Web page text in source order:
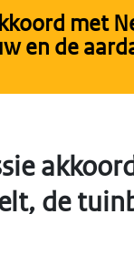
met
en de
de